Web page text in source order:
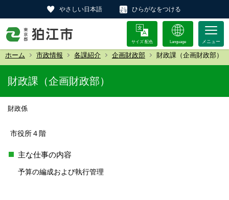
やさしい日本語 ひらがなをつける
サイズ 配色 Language
ホーム 市政情報 各課紹介 企画財政部 財政課（企画財政部）
財政課（企画財政部）
財政係
市役所４階
主な仕事の内容
予算の編成および執行管理